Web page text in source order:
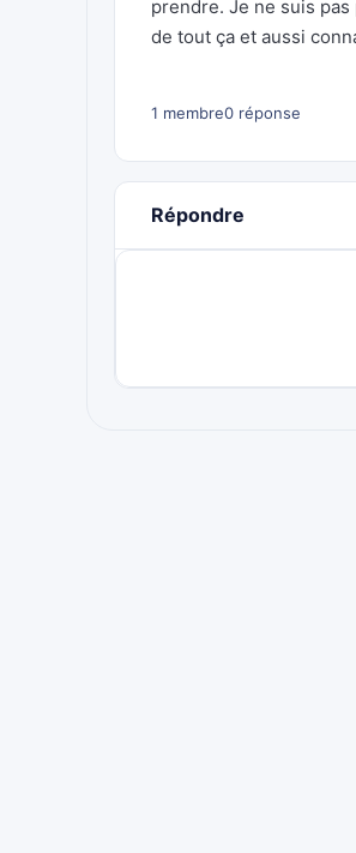
prendre. Je ne suis
de tout ça et aussi
1 membre0 réponse
Répondre